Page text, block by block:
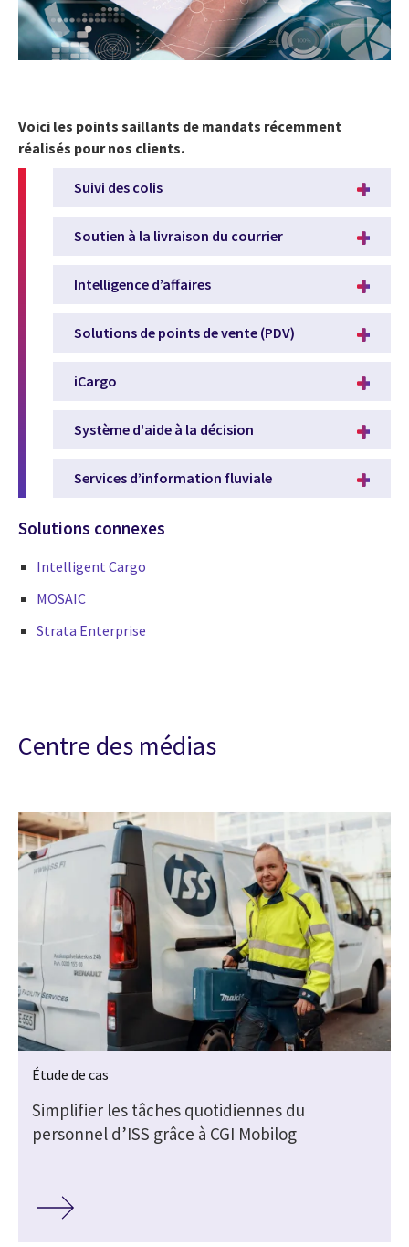
Voici les points saillants de mandats récemment
réalisés pour nos clients.
Suivi des colis
Soutien à la livraison du courrier
Intelligence d’affaires
Solutions de points de vente (PDV)
iCargo
Système d'aide à la décision
Services d’information fluviale
Solutions connexes
Intelligent Cargo
MOSAIC
Strata Enterprise
Centre des médias
Étude de cas
Simplifier les tâches quotidiennes du
personnel d’ISS grâce à CGI Mobilog